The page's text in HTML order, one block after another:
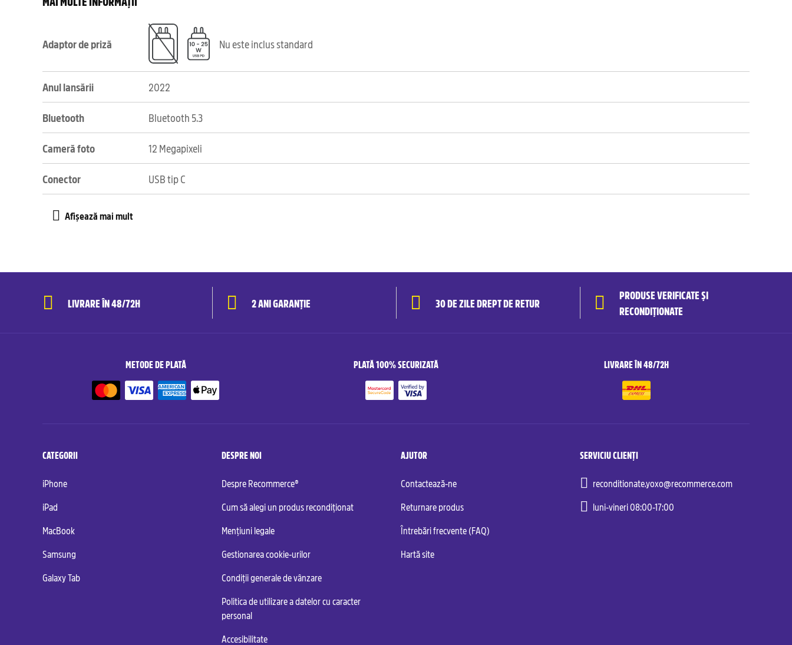
Adaptor de priză Nu este inclus standard
Anul lansării 2022
Bluetooth Bluetooth 5.3
Cameră foto 12 Megapixeli
Conector USB tip C
LIVRARE ÎN 48/72H 2 ANI GARANȚIE 30 DE ZILE DREPT DE RETUR
PRODUSE VERIFICATE ȘI
RECONDIȚIONATE
METODE DE PLATĂ PLATĂ 100% SECURIZATĂ LIVRARE ÎN 48/72H
CATEGORII
iPhone
iPad
MacBook
Samsung
Galaxy Tab
DESPRE NOI
Despre Recommerce®
Cum să alegi un produs recondiționat
Mențiuni legale
Gestionarea cookie-urilor
Condiții generale de vânzare
Politica de utilizare a datelor cu caracter
personal
Accesibilitate
AJUTOR
Contactează-ne
Returnare produs
Întrebări frecvente (FAQ)
Hartă site
SERVICIU CLIENȚI
reconditionate.yoxo@recommerce.com
luni-vineri 08:00-17:00